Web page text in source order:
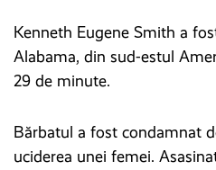
Kenneth Eugene Smith a
Alabama, din sud-estul
29 de minute.
Bărbatul a fost condamnat
uciderea unei femei.